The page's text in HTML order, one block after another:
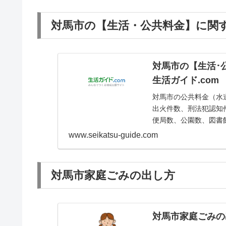
対馬市の【生活・公共料金】に
対馬市の【生活･
生活ガイド.com
対馬市の公共料金（水
出火件数、刑法犯認
便局数、公園数、図書
www.seikatsu-guide.com
対馬市家庭ごみの出し方
対馬市家庭ごみ